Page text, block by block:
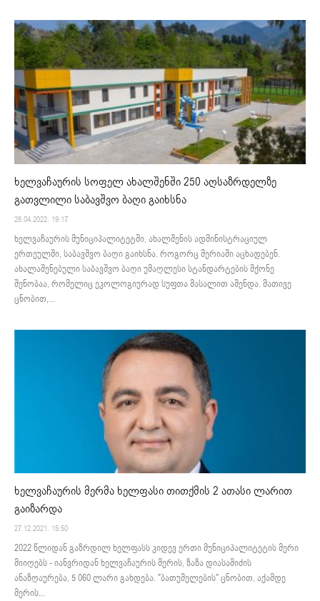
ხელვაჩაურის სოფელ ახალშენში 250 აღსაზრდელზე
გათვლილი საბავშვო ბაღი გაიხსნა
28.04.2022. 19:17
ხელვაჩაურის მუნიციპალიტეტში, ახალშენის ადმინისტრაციულ
ერთეულში, საბავშვო ბაღი გაიხსნა. როგორც მერიაში აცხადებენ.
ახალაშენებული საბავშვო ბაღი უმაღლესი სტანდარტების მქონე
შენობაა, რომელიც ეკოლოგიურად სუფთა მასალით აშენდა. მათივე
ცნობით,...
ხელვაჩაურის მერმა ხელფასი თითქმის 2 ათასი ლარით
გაიზარდა
27.12.2021. 15:50
2022 წლიდან გაზრდილ ხელფასს კიდევ ერთი მუნიციპალიტეტის მერი
მიიღებს - იანვრიდან ხელვაჩაურის მერის, ზაზა დიასამიძის
ანაზღაურება, 5 060 ლარი გახდება. "ბათუმელების" ცნობით, აქამდე
მერის...